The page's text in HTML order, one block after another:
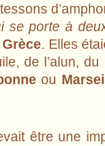
se porte à
Grèce. Elles
de l’alun, du
ou
être une